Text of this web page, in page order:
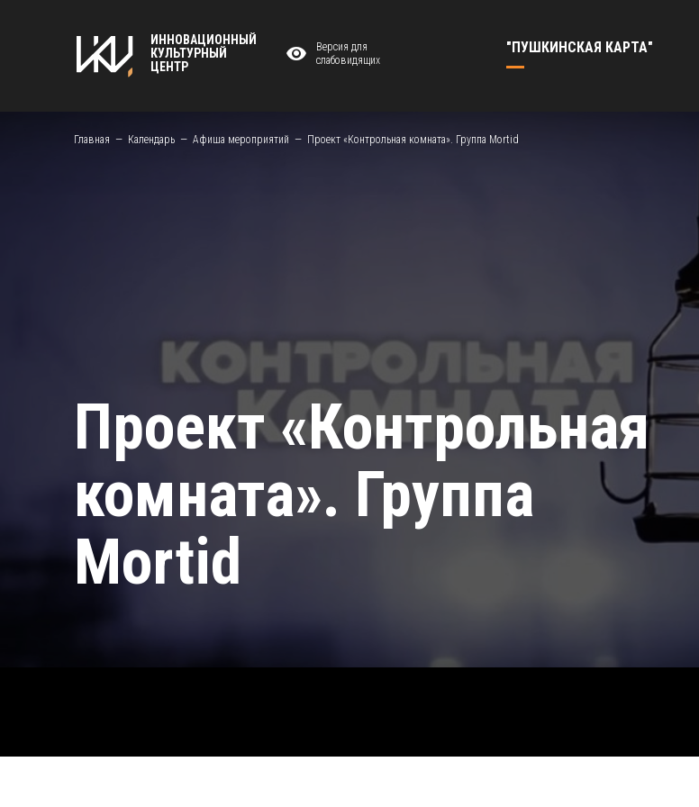
ИННОВАЦИОННЫЙ
КУЛЬТУРНЫЙ
ЦЕНТР
Версия для
слабовидящих
"ПУШКИНСКАЯ КАРТА"
Главная Календарь Афиша мероприятий Проект «Контрольная комната». Группа Mortid
Проект «Контрольная
комната». Группа
Mortid